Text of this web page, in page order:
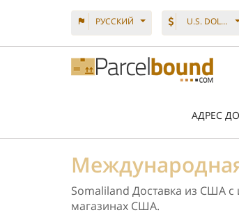
PУССКИЙ U.S. DOLLAR
АДРЕС
Somaliland Доставка из США
магазинах США.